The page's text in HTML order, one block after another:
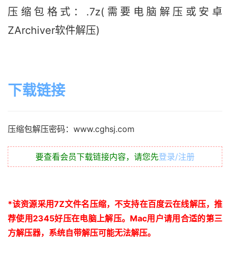
压缩包格式：.7z(需要电脑解压或安卓
ZArchiver软件解压)
下载链接
压缩包解压密码：www.cghsj.com
要查看会员下载链接内容，请您先登录/注册
*该资源采用7Z文件名压缩，不支持在百度云在线解压，推
荐使用2345好压在电脑上解压。 Mac用户请用合适的第三
方解压器，系统自带解压可能无法解压。